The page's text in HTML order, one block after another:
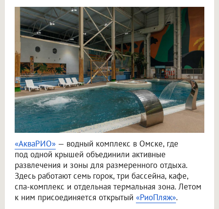
«АкваРИО» — водный комплекс в Омске, где
под одной крышей объединили активные
развлечения и зоны для размеренного отдыха.
Здесь работают семь горок, три бассейна, кафе,
спа-комплекс и отдельная термальная зона. Летом
к ним присоединяется открытый «РиоПляж».